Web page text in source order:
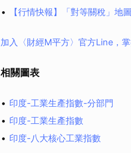
【行情快報】「對等關稅」地
加入〈財經M平方〉官方Line，掌
相關圖表
印度-工業生產指數-分部門
印度-工業生產指數
印度-八大核心工業指數